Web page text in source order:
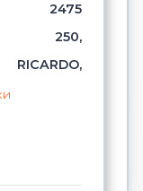
2475
250,
RICARDO,